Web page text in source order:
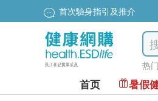
首次驗身指引及推介
热
首页 暑假